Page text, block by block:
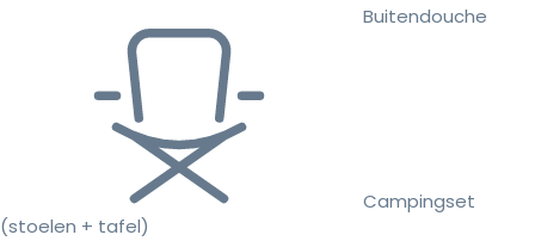
Buitendouche
Campingset
(stoelen + tafel)